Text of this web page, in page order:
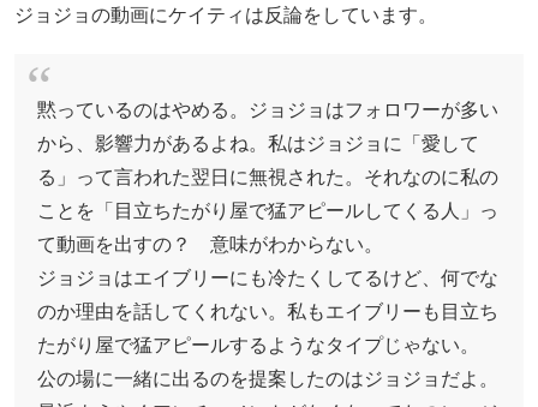
ジョジョの動画にケイティは反論をしています。
黙っているのはやめる。ジョジョはフォロワーが多い
から、影響力があるよね。私はジョジョに「愛して
る」って言われた翌日に無視された。それなのに私の
ことを「目立ちたがり屋で猛アピールしてくる人」っ
て動画を出すの？ 意味がわからない。
ジョジョはエイブリーにも冷たくしてるけど、何でな
のか理由を話してくれない。私もエイブリーも目立ち
たがり屋で猛アピールするようなタイプじゃない。
公の場に一緒に出るのを提案したのはジョジョだよ。